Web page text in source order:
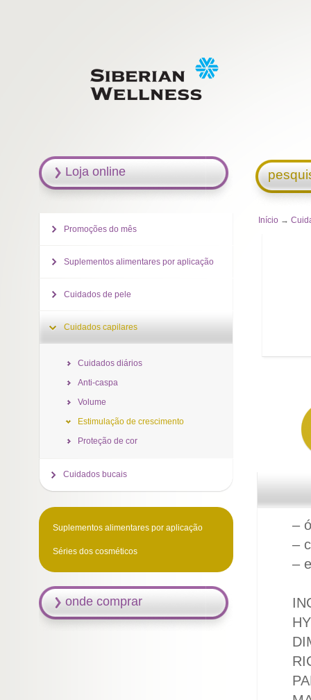
Início →
–
–
–
Loja online
Promoções do mês
Suplementos alimentares por aplicação
Cuidados de pele
Cuidados capilares
Cuidados diários
Anti-caspa
Volume
Estimulação de crescimento
Proteção de cor
Cuidados bucais
Suplementos alimentares por aplicação
Séries dos cosméticos
onde comprar